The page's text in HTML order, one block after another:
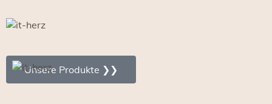
Unsere Produkte ❯❯